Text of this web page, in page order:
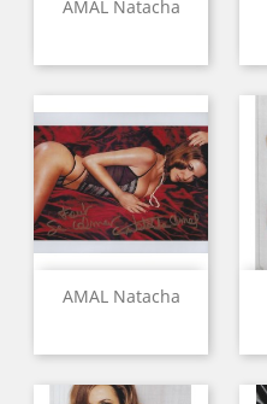
AMAL Natacha
AMAL Natacha